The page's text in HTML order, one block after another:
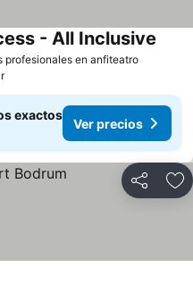
profesionales en anfiteatroVer
- All Inclusive
exactos
Ver precios
Compartir